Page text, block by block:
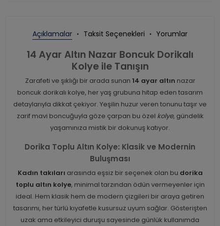
Açıklamalar Taksit Seçenekleri Yorumlar
14 Ayar Altın Nazar Boncuk Dorikalı
Kolye ile Tanışın
Zarafeti ve şıklığı bir arada sunan 14 ayar altın nazar
boncuk dorikalı kolye, her yaş grubuna hitap eden tasarım
detaylarıyla dikkat çekiyor. Yeşilin huzur veren tonunu taşır ve
zarif mavi boncuğuyla göze çarpan bu özel kolye, gündelik
yaşamınıza mistik bir dokunuş katıyor.
Dorika Toplu Altın Kolye: Klasik ve Modernin
Buluşması
Kadın takıları arasında eşsiz bir seçenek olan bu dorika
toplu altın kolye, minimal tarzından ödün vermeyenler için
ideal. Hem klasik hem de modern çizgileri bir araya getiren
tasarımı, her türlü kıyafetle kusursuz uyum sağlar. Gösterişten
uzak ama etkileyici duruşu sayesinde günlük kullanımda